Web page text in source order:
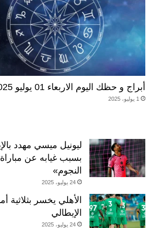
أبراج و حظك اليوم الاربعاء 01 يوليو 2025
1 يوليو، 2025
ليونيل ميسي مهدد
بسبب غيابه عن
النجوم»
24 يوليو، 2025
الأهلي يخسر بثلاثية
الإيطالي
24 يوليو، 2025